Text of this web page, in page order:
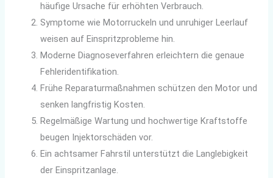
häufige Ursache für erhöhten Verbrauch.
Symptome wie Motorruckeln und unruhiger Leerlauf
weisen auf Einspritzprobleme hin.
Moderne Diagnoseverfahren erleichtern die genaue
Fehleridentifikation.
Frühe Reparaturmaßnahmen schützen den Motor und
senken langfristig Kosten.
Regelmäßige Wartung und hochwertige Kraftstoffe
beugen Injektorschäden vor.
Ein achtsamer Fahrstil unterstützt die Langlebigkeit
der Einspritzanlage.